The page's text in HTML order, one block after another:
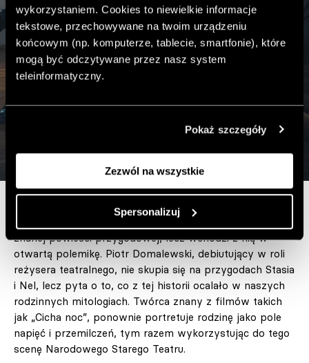
wykorzystaniem. Cookies to niewielkie informacje
tekstowe, przechowywane na twoim urządzeniu
końcowym (np. komputerze, tablecie, smartfonie), które
mogą być odczytywane przez nasz system
teleinformatyczny.
Pokaż szczegóły
Zezwól na wszystkie
Spersonalizuj
Sam spektakl nie jest klasyczną adaptacją ani ilustracją
znanej powieści przygodowej, lecz wchodzi z nią w
otwartą polemikę. Piotr Domalewski, debiutujący w roli
reżysera teatralnego, nie skupia się na przygodach Stasia
i Nel, lecz pyta o to, co z tej historii ocalało w naszych
rodzinnych mitologiach. Twórca znany z filmów takich
jak „Cicha noc”, ponownie portretuje rodzinę jako pole
napięć i przemilczeń, tym razem wykorzystując do tego
scenę Narodowego Starego Teatru.